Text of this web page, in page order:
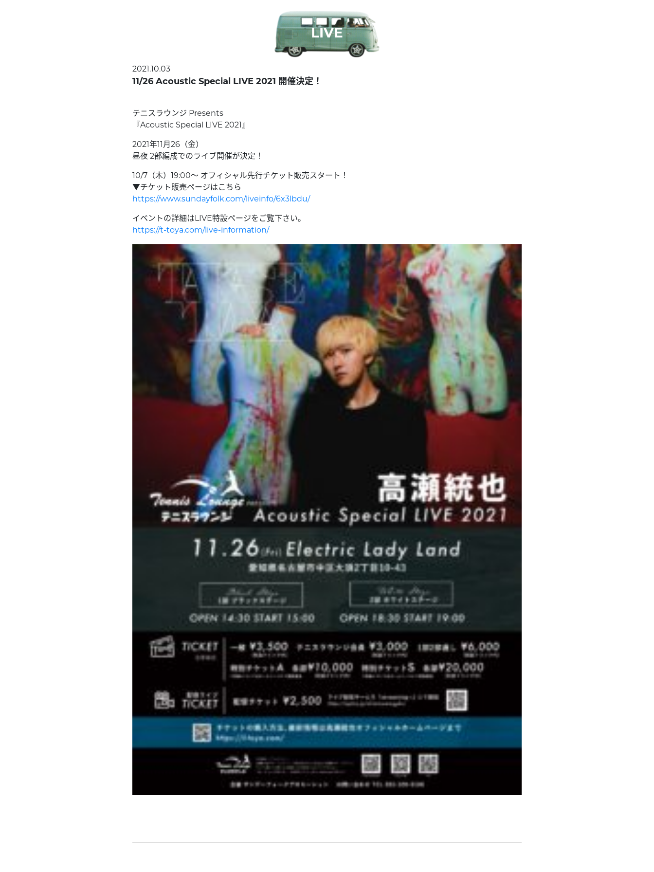
LIVE
2021.10.03
11/26 Acoustic Special LIVE 2021 開催決定！
テニスラウンジ Presents
『Acoustic Special LIVE 2021』
2021年11月26（金）
昼夜 2部編成でのライブ開催が決定！
10/7（木）19:00〜 オフィシャル先行チケット販売スタート！
▼チケット販売ページはこちら
https://www.sundayfolk.com/liveinfo/6x3lbdu/
イベントの詳細はLIVE特設ページをご覧下さい。
https://t-toya.com/live-information/